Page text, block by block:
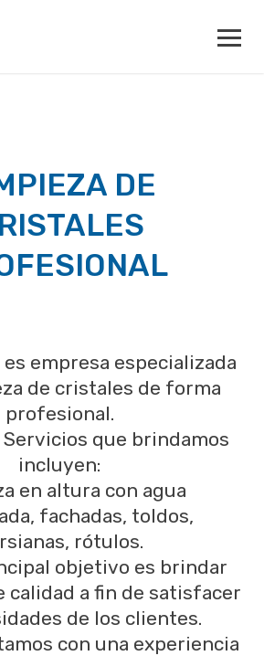
DE
empresa especializada
de cristales de forma
profesional.
que brindamos
incluyen:
en altura con agua
fachadas, toldos,
rótulos.
objetivo es brindar
calidad a fin de satisfacer
de los clientes.
con una experiencia